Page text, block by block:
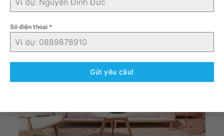
Số điện thoại *
Gửi yêu cầu!